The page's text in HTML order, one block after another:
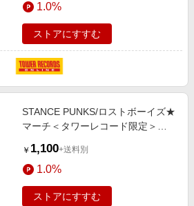
1.0%
ストアにすすむ
STANCE PUNKS/ロストボーイズ★
マーチ＜タワーレコード限定＞
￥ 1,100+送料別
1.0%
ストアにすすむ